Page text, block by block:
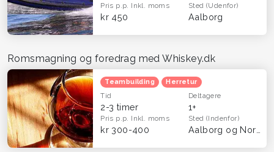
Pris p.p. Inkl. moms
kr 450
Sted(Udenfor)
Aalborg
Romsmagning og foredrag med Whiskey.dk
Teambuilding Herretur
Tid
2-3 timer
Deltagere
1+
Pris p.p. Inkl. moms
kr 300-400
Sted(Indenfor)